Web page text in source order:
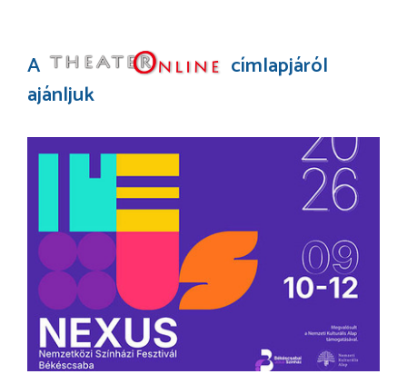
A
címlapjáról
ajánljuk